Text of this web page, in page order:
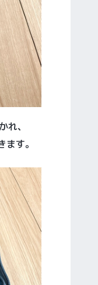
、
す。